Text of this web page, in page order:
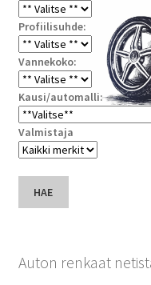
Profiilisuhde:
Vannekoko:
Kausi/automalli:
Valmistaja
HAE
Auton renkaat